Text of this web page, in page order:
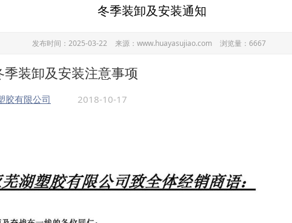
冬季装卸及安装通知
发布时间：2025-03-22 来源：www.huayasujiao.com 浏览量：6667
季装卸及安装注意事项
胶有限公司 2018-10-17